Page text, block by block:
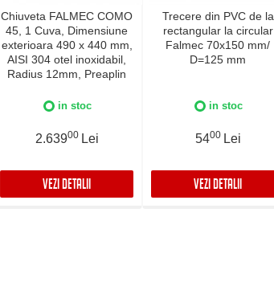
Chiuveta FALMEC COMO
45, 1 Cuva, Dimensiune
exterioara 490 x 440 mm,
AISI 304 otel inoxidabil,
Radius 12mm, Preaplin
zgomot, Sistem drenaj
sau pe blat
in stoc
2.63900 Lei
VEZI DETALII
Trecere din PVC de la
rectangular la circular
Falmec 70x150 mm/
D=125 mm
in stoc
5400 Lei
VEZI DETALII